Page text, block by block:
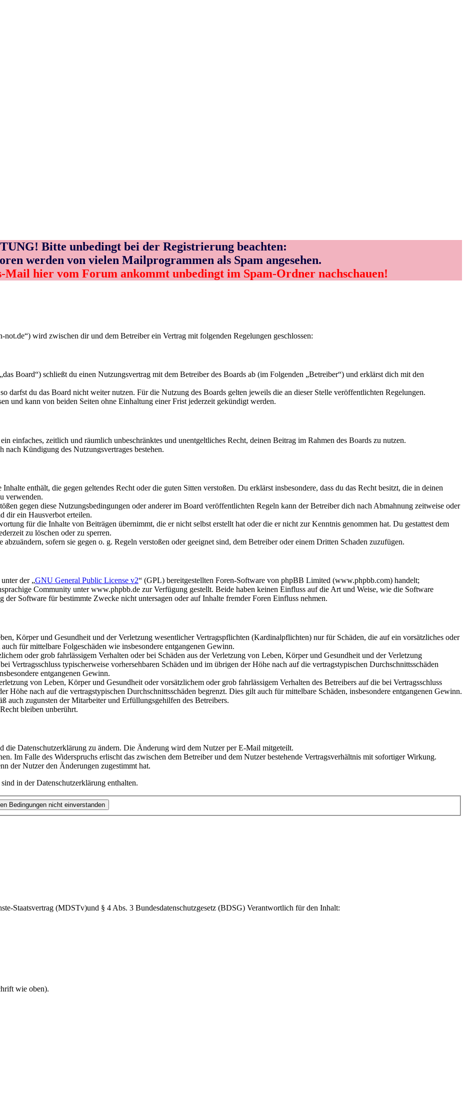
Bitte unbedingt bei der Registrierung beachten:
werden von vielen Mailprogrammen als Spam angesehen.
Mail hier vom Forum ankommt unbedingt im Spam-Ordner nachschauen!
wird zwischen dir und dem Betreiber ein Vertrag mit folgenden Regelungen geschlossen:
Board“) schließt du einen Nutzungsvertrag mit dem Betreiber des Boards ab (im Folgenden „Betreiber“) und erklärst dich mit den
darfst du das Board nicht weiter nutzen. Für die Nutzung des Boards gelten jeweils die an dieser Stelle veröffentlichten Regelungen.
und kann von beiden Seiten ohne Einhaltung einer Frist jederzeit gekündigt werden.
einfaches, zeitlich und räumlich unbeschränktes und unentgeltliches Recht, deinen Beitrag im Rahmen des Boards zu nutzen.
Kündigung des Nutzungsvertrages bestehen.
enthält, die gegen geltendes Recht oder die guten Sitten verstoßen. Du erklärst insbesondere, dass du das Recht besitzt, die in deinen
verwenden.
gegen diese Nutzungsbedingungen oder anderer im Board veröffentlichten Regeln kann der Betreiber dich nach Abmahnung zeitweise oder
dir ein Hausverbot erteilen.
für die Inhalte von Beiträgen übernimmt, die er nicht selbst erstellt hat oder die er nicht zur Kenntnis genommen hat. Du gestattest dem
zu löschen oder zu sperren.
sofern sie gegen o. g. Regeln verstoßen oder geeignet sind, dem Betreiber oder einem Dritten Schaden zuzufügen.
der „GNU General Public License v2“ (GPL) bereitgestellten Foren-Software von phpBB Limited (www.phpbb.com) handelt;
Community unter www.phpbb.de zur Verfügung gestellt. Beide haben keinen Einfluss auf die Art und Weise, wie die Software
Software für bestimmte Zwecke nicht untersagen oder auf Inhalte fremder Foren Einfluss nehmen.
Körper und Gesundheit und der Verletzung wesentlicher Vertragspflichten (Kardinalpflichten) nur für Schäden, die auf ein vorsätzliches oder
für mittelbare Folgeschäden wie insbesondere entgangenen Gewinn.
oder grob fahrlässigem Verhalten oder bei Schäden aus der Verletzung von Leben, Körper und Gesundheit und der Verletzung
Vertragsschluss typischerweise vorhersehbaren Schäden und im übrigen der Höhe nach auf die vertragstypischen Durchschnittsschäden
entgangenen Gewinn.
von Leben, Körper und Gesundheit oder vorsätzlichem oder grob fahrlässigem Verhalten des Betreibers auf die bei Vertragsschluss
Höhe nach auf die vertragstypischen Durchschnittsschäden begrenzt. Dies gilt auch für mittelbare Schäden, insbesondere entgangenen Gewinn.
auch zugunsten der Mitarbeiter und Erfüllungsgehilfen des Betreibers.
bleiben unberührt.
die Datenschutzerklärung zu ändern. Die Änderung wird dem Nutzer per E-Mail mitgeteilt.
Im Falle des Widerspruchs erlischt das zwischen dem Betreiber und dem Nutzer bestehende Vertragsverhältnis mit sofortiger Wirkung.
der Nutzer den Änderungen zugestimmt hat.
in der Datenschutzerklärung enthalten.
Staatsvertrag (MDSTv)und § 4 Abs. 3 Bundesdatenschutzgesetz (BDSG) Verantwortlich für den Inhalt:
wie oben).